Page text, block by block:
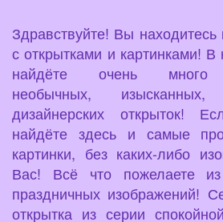
Здравствуйте! Вы
с открытками и картинками!
найдёте очень много
необычных, изысканных,
дизайнерских открыток!
найдёте здесь и самые
картинки, без каких-либо
Вас! Всё что пожелаете
праздничных изображений!
открытка из серии